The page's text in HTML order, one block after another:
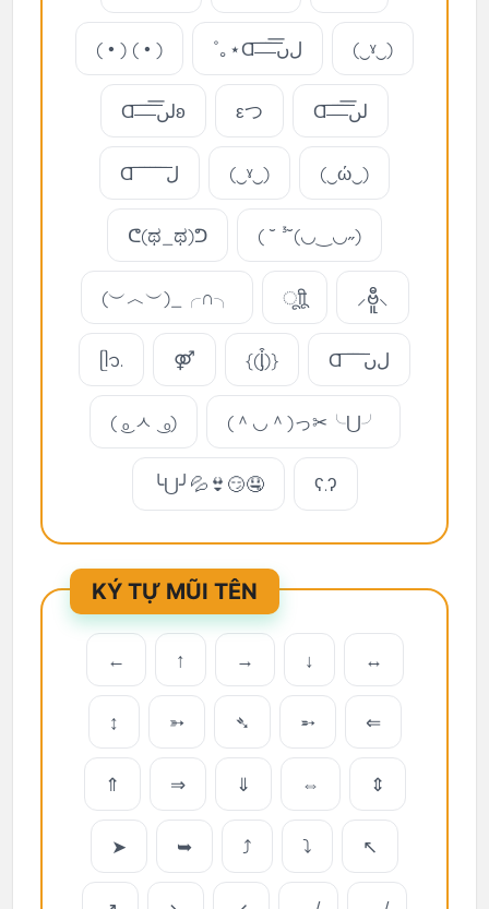
( • ) ( • ) ˚｡⋆Ɑ͞ ̶͞ ̶͞ ̶͞ ﻝﮞ͞ (‿ˠ‿)
Ɑ͞ ̶͞ ̶͞ ̶͞ لں͞ʚ εつ Ɑ͞ ̶͞ ̶͞ ̶͞ لں͞
Ɑ͞ ͞ ͞ ͞ ͞ ͞ ل (‿ˠ‿) (‿ώ‿)
ᕦ(ಥ_ಥ)ᕤ ( ˘ ³˘(◡‿◡˶)
(︶︿︶)_╭∩╮ ूाीू ⸝ဗီူ⸜
ᥫ᭡. ⚤ {(ᶅ͒)} Ɑ͞ ͞ ͞ ͞ ﻝﮞ
( ͜ₒ ㅅ ͜ ₒ) (＾◡＾)っ✂╰⋃╯
╰⋃╯💦👙😏🤤 ʕ.ʔ
KÝ TỰ MŨI TÊN
← ↑ → ↓ ↔
↕ ➳ ➴ ➵ ⇐
⇑ ⇒ ⇓ ⇔ ⇕
➤ ➥ ⤴ ⤵ ↖